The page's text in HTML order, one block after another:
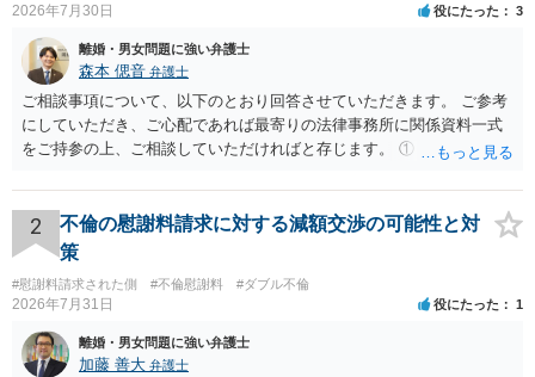
2026年7月30日 役にたった 3
離婚・男女問題に強い弁護士
森本 偲音 弁護士
ご相談事項について、以下のとおり回答させていただきます。 ご参考
にしていただき、ご心配であれば最寄りの法律事務所に関係資料一式
をご持参の上、ご相談していただければと存じます。 ① このLINEの
される可能性はあるのか ⇒LINEを含む１００万円の貸付に至るまでの
やり取り等の経緯、誓約書の内容等を踏まえて、関係を清算するため
の 金銭であったと評価される可能性はあると考えます。 ② 「今後一
どの程度証拠価値があるのか ⇒前後のやり取りや誓約書の具体的内容
を見ない限り、具体的な判断はできませんが、一定の証拠価値はある
と考えます。 ③ 借用書があっても、後から100万円を貸付扱いに変更
することは認められるのか。 ⇒おそらく１００万円は不当利得（受け
2
不倫の慰謝料請求に対する減額交渉の可能性と対
策
#慰謝料請求された側 #不倫慰謝料 #ダブル不倫
2026年7月31日 役にたった 1
離婚・男女問題に強い弁護士
加藤 善大 弁護士